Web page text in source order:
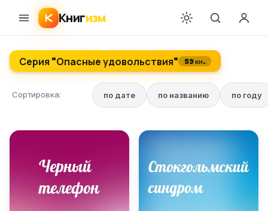
Книгизм
Серия "Опасные удовольствия" 59 кн.
Сортировка: по дате по названию по году